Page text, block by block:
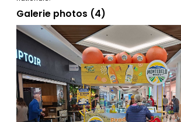
Galerie photos (4)